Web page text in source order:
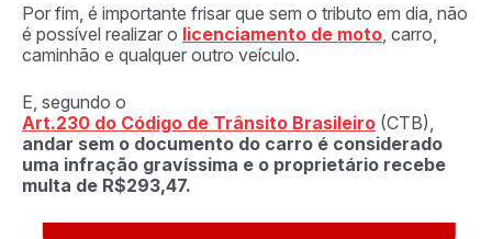
Por fim, é importante frisar que sem o tributo em dia, não
é possível realizar o licenciamento de moto , carro,
caminhão e qualquer outro veículo.
E, segundo o
Art.230 do Código de Trânsito Brasileiro (CTB),
andar sem o documento do carro é considerado
uma infração gravíssima e o proprietário recebe
multa de R$293,47.